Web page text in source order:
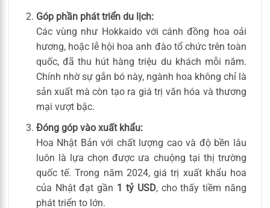
Góp phần phát triển du lịch:
Các vùng như Hokkaido với cánh đồng hoa oải
hương, hoặc lễ hội hoa anh đào tổ chức trên toàn
quốc, đã thu hút hàng triệu du khách mỗi năm.
Chính nhờ sự gắn bó này, ngành hoa không chỉ là
sản xuất mà còn tạo ra giá trị văn hóa và thương
mại vượt bậc.
Đóng góp vào xuất khẩu:
Hoa Nhật Bản với chất lượng cao và độ bền lâu
luôn là lựa chọn được ưa chuộng tại thị trường
quốc tế. Trong năm 2024, giá trị xuất khẩu hoa
của Nhật đạt gần 1 tỷ USD, cho thấy tiềm năng
phát triển to lớn.